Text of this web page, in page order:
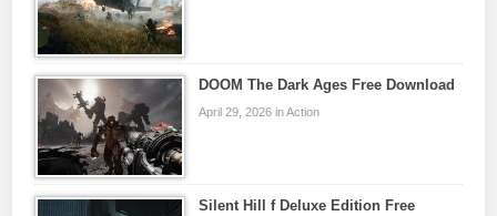
DOOM The Dark Ages Free Download
April 29, 2026 in Action
Silent Hill f Deluxe Edition Free